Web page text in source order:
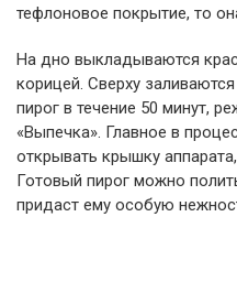
тефлоновое покрытие, то
На дно выкладываются
корицей. Сверху
пирог в течение 50 минут,
«Выпечка». Главное в
открывать крышку
Готовый пирог можно
придаст ему особую